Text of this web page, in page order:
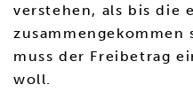
verstehen, als bis die
zusammengekommen
muss der Freibetrag
woll.